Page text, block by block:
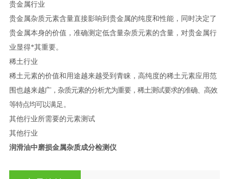
贵金属行业
贵金属杂质元素含量直接影响到贵金属的纯度和性能，同时决定了
贵金属本身的价值，准确测定低含量杂质元素的含量，对贵金属行
业显得*其重要。
稀土行业
稀土元素的价值和用途越来越受到青睐，高纯度的稀土元素应用范
围也越来越广，杂质元素的分析尤为重要，稀土测试要求的准确、高效
等特点均可以满足。
其他行业所需要的元素测试
其他行业
润滑油中磨损金属杂质成分检测仪